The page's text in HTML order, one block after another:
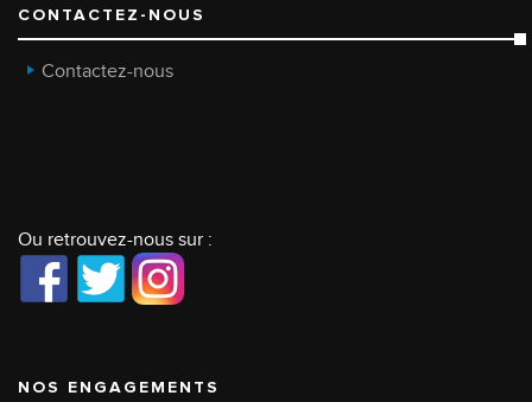
CONTACTEZ-NOUS
Contactez-nous
Ou retrouvez-nous sur :
NOS ENGAGEMENTS